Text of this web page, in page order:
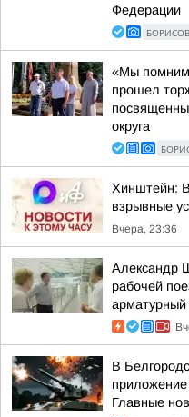
Федерации
«Мы
прошел
округа
Хинштейн:
взрывные
Вчера, 23:36
Александр
рабочей
арматурный
В
Главные